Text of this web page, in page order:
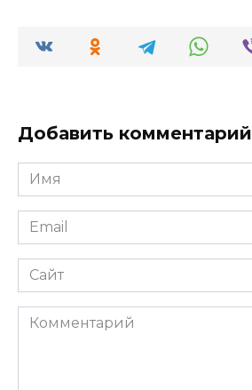
Добавить комментарий
Имя
*
Email
*
Сайт
Комментарий